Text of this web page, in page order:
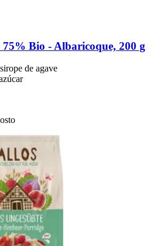
Bio -​ Albaricoque, 200 g
de agave